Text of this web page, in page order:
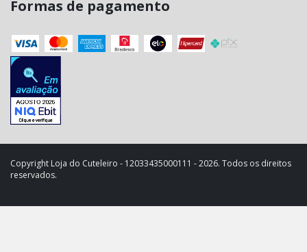
Formas de pagamento
Copyright Loja do Cuteleiro - 12033435000111 - 2026. Todos os direitos
reservados.